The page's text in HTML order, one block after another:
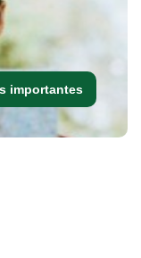
importantes